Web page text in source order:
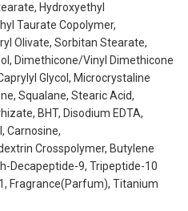
Hydroxyethyl
Taurate Copolymer,
Olivate, Sorbitan Stearate,
Dimethicone/Vinyl Dimethicone
Glycol, Microcrystaline
Squalane, Stearic Acid,
BHT, Disodium EDTA,
Carnosine,
Crosspolymer, Butylene
Decapeptide-9, Tripeptide-10
Fragrance(Parfum), Titanium